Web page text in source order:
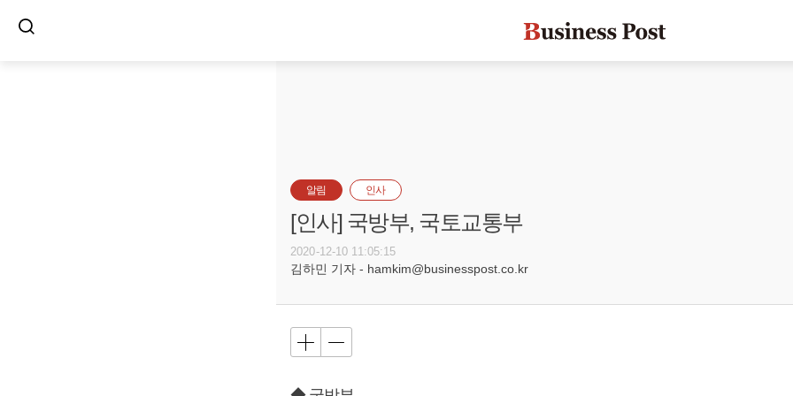
알림 인사
[인사] 국방부, 국토교통부
2020-12-10 11:05:15
김하민 기자 - hamkim@businesspost.co.kr